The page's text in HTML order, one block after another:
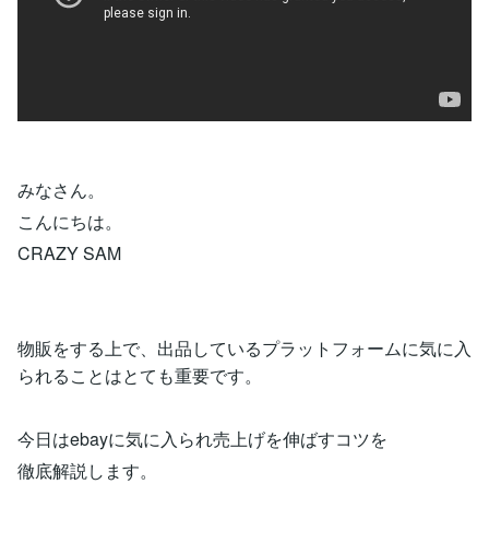
みなさん。
こんにちは。
CRAZY SAM
物販をする上で、出品しているプラットフォームに気に入
られることはとても重要です。
今日はebayに気に入られ売上げを伸ばすコツを
徹底解説します。